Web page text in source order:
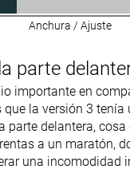
Anchura / Ajuste
parte
importante en
que la versión 3
parte delantera, cosa
a un maratón,
una incomodidad